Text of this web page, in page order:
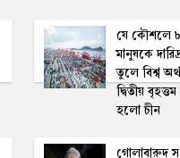
যে কৌশলে
মানুষকে
তুলে বিশ্ব
দ্বিতীয়
হলো চীন
গোলাবারুদ